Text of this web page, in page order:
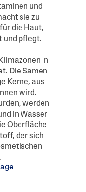
und
sie zu
die Haut,
und pflegt.
in
Die Samen
Kerne, aus
wird.
werden
in Wasser
Oberfläche
der sich